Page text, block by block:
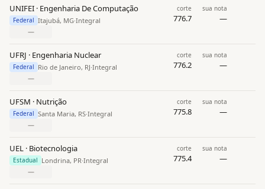
UNIFEI · Engenharia De Computação
Federal Itajubá, MG·Integral
corte
776.7
sua nota
—
—
UFRJ · Engenharia Nuclear
Federal Rio de Janeiro, RJ·Integral
corte
776.2
sua nota
—
—
UFSM · Nutrição
Federal Santa Maria, RS·Integral
corte
775.8
sua nota
—
—
UEL · Biotecnologia
Estadual Londrina, PR·Integral
corte
775.4
sua nota
—
—